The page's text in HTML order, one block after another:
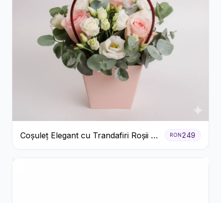
Coșuleț Elegant cu Trandafiri Roșii și
Lisianthus Alb
RON 249